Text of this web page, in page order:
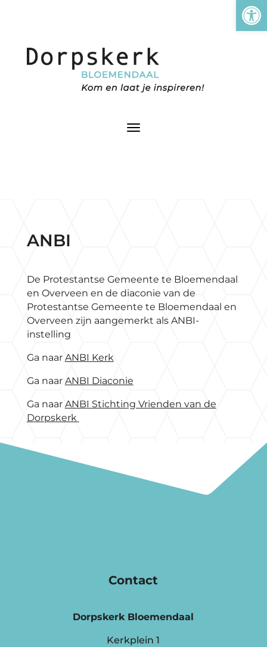
ANBI
De Protestantse Gemeente te Bloemendaal
en Overveen en de diaconie van de
Protestantse Gemeente te Bloemendaal en
Overveen zijn aangemerkt als ANBI-
instelling
Ga naar ANBI Kerk
Ga naar ANBI Diaconie
Ga naar ANBI Stichting Vrienden van de
Dorpskerk
Contact
Dorpskerk Bloemendaal
Kerkplein 1